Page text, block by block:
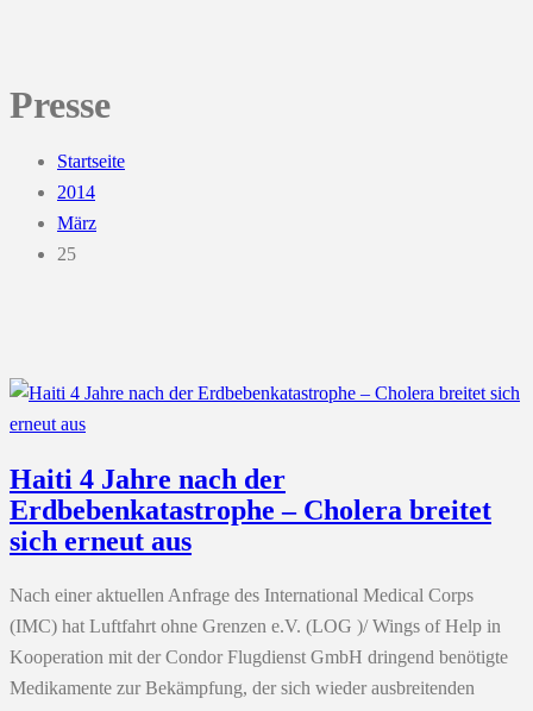
Presse
Startseite
2014
März
25
Haiti 4 Jahre nach der
Erdbebenkatastrophe – Cholera breitet
sich erneut aus
Nach einer aktuellen Anfrage des International Medical Corps
(IMC) hat Luftfahrt ohne Grenzen e.V. (LOG )/ Wings of Help in
Kooperation mit der Condor Flugdienst GmbH dringend benötigte
Medikamente zur Bekämpfung, der sich wieder ausbreitenden